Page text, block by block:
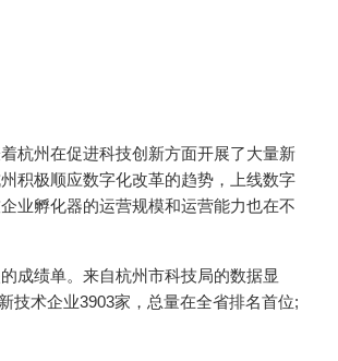
杭州在促进科技创新方面开展了大量新
积极顺应数字化改革的趋势，上线数字
业孵化器的运营规模和运营能力也在不
成绩单。来自杭州市科技局的数据显
技术企业3903家，总量在全省排名首位;